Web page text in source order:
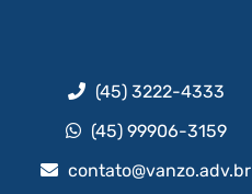
(45) 3222-4333
(45) 99906-3159
contato@vanzo.adv.br